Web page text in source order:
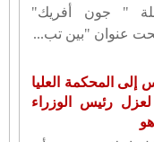
" جون أفريك"
تحت عنوان "بين تب...
إلى المحكمة العليا
لعزل رئيس الوزراء